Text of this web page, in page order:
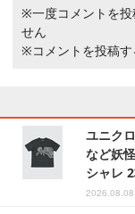
※一度コメントを投
せん
※コメントを投稿す
ユニク
など妖
シャレ